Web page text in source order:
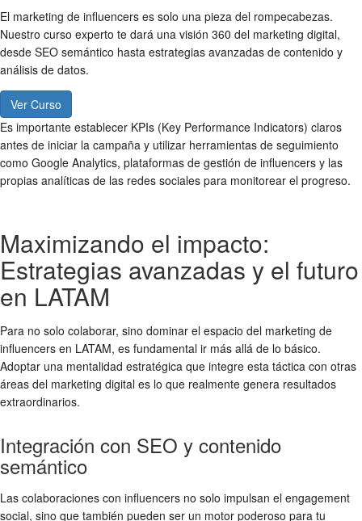
El marketing de influencers es solo una pieza del rompecabezas.
Nuestro curso experto te dará una visión 360 del marketing digital,
desde SEO semántico hasta estrategias avanzadas de contenido y
análisis de datos.
Ver Curso
Es importante establecer KPIs (Key Performance Indicators) claros
antes de iniciar la campaña y utilizar herramientas de seguimiento
como Google Analytics, plataformas de gestión de influencers y las
propias analíticas de las redes sociales para monitorear el progreso.
Maximizando el impacto:
Estrategias avanzadas y el futuro
en LATAM
Para no solo colaborar, sino dominar el espacio del marketing de
influencers en LATAM, es fundamental ir más allá de lo básico.
Adoptar una mentalidad estratégica que integre esta táctica con otras
áreas del marketing digital es lo que realmente genera resultados
extraordinarios.
Integración con SEO y contenido
semántico
Las colaboraciones con influencers no solo impulsan el engagement
social, sino que también pueden ser un motor poderoso para tu